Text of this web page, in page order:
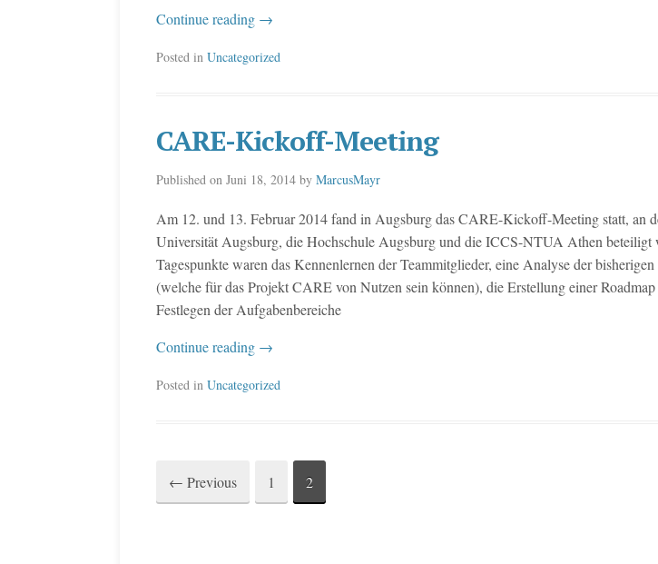
Continue reading →
Posted in Uncategorized
CARE-Kickoff-Meeting
Published on Juni 18, 2014 by MarcusMayr
Am 12. und 13. Februar 2014 fand in Augsburg das CARE-Kickoff-Meeting statt, an
Universität Augsburg, die Hochschule Augsburg und die ICCS-NTUA Athen beteiligt
Tagespunkte waren das Kennenlernen der Teammitglieder, eine Analyse der
(welche für das Projekt CARE von Nutzen sein können), die Erstellung einer Roadmap
Festlegen der Aufgabenbereiche
Continue reading →
Posted in Uncategorized
Post
← Previous 1 2